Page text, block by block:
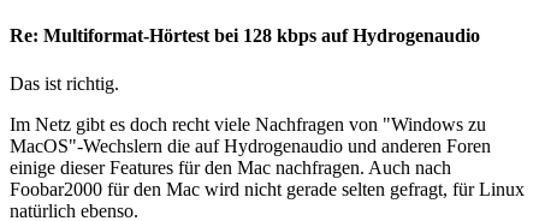
Re: Multiformat-Hörtest bei 128 kbps auf Hydrogenaudio
Das ist richtig.
Im Netz gibt es doch recht viele Nachfragen von "Windows zu
MacOS"-Wechslern die auf Hydrogenaudio und anderen Foren
einige dieser Features für den Mac nachfragen. Auch nach
Foobar2000 für den Mac wird nicht gerade selten gefragt, für Linux
natürlich ebenso.